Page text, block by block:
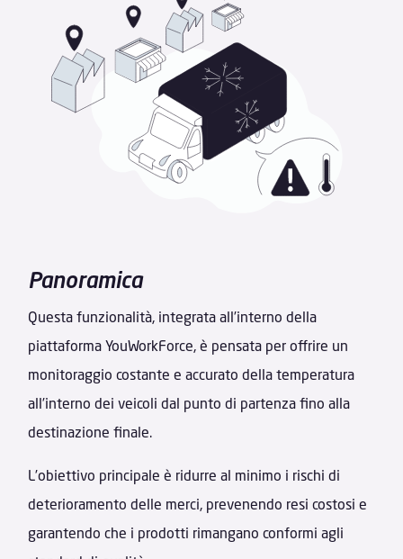
Panoramica
Questa funzionalità, integrata all’interno della
piattaforma YouWorkForce, è pensata per offrire un
monitoraggio costante e accurato della temperatura
all’interno dei veicoli dal punto di partenza fino alla
destinazione finale.
L’obiettivo principale è ridurre al minimo i rischi di
deterioramento delle merci, prevenendo resi costosi e
garantendo che i prodotti rimangano conformi agli